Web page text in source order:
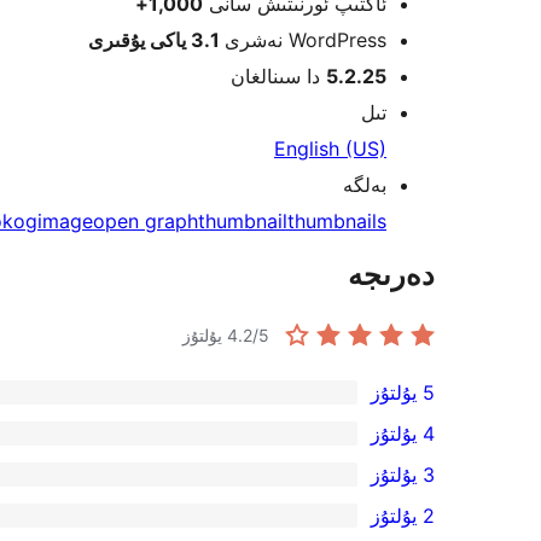
WordPress نەشرى
3.1 ياكى يۇقىرى
5.2.25 دا سىنالغان
تىل
English (US)
بەلگە
ogimageopen graphthumbnailthumbnails
دەرىجە
4.2/5 يۇلتۇز
4
5-
يۇلتۇز
باھالاش
5 يۇلتۇز
4-
يۇلتۇز
4 يۇلتۇز
0
3-
3 يۇلتۇز
2 يۇلتۇز